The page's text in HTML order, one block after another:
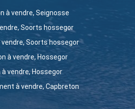
à vendre, Seignosse
Soorts hossegor
vendre, Soorts hossegor
à vendre, Hossegor
à vendre, Hossegor
à vendre, Capbreton